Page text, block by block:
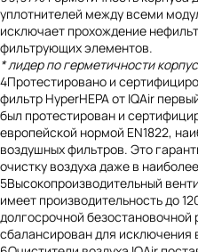
уплотнителей между всеми
исключает прохождение
фильтрующих элементов.
* лидер по герметичности
4Протестировано и
фильтр HyperHEPA от IQAir
был протестирован и
европейской нормой EN1822,
воздушных фильтров. Это
очистку воздуха даже в
5Высокопроизводительный
имеет производительность до
долгосрочной безостановочной
сбалансирован для